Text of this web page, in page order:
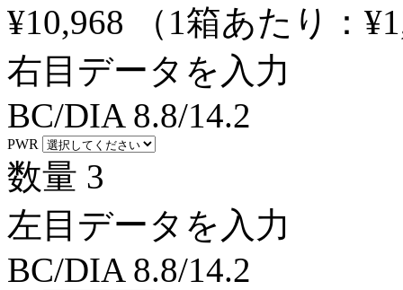
¥10,968 （1箱あたり：
右目データを入力
BC/DIA 8.8/14.2
PWR
数量 3
左目データを入力
BC/DIA 8.8/14.2